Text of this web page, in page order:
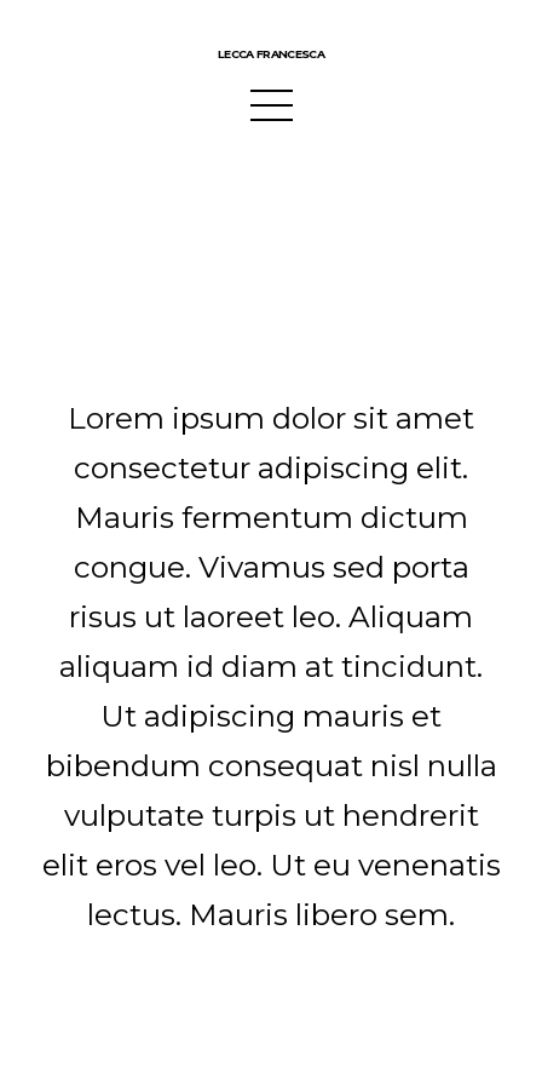
LECCA FRANCESCA
Lorem ipsum dolor sit amet
consectetur adipiscing elit.
Mauris fermentum dictum
congue. Vivamus sed porta
risus ut laoreet leo. Aliquam
aliquam id diam at tincidunt.
Ut adipiscing mauris et
bibendum consequat nisl nulla
vulputate turpis ut hendrerit
elit eros vel leo. Ut eu venenatis
lectus. Mauris libero sem.